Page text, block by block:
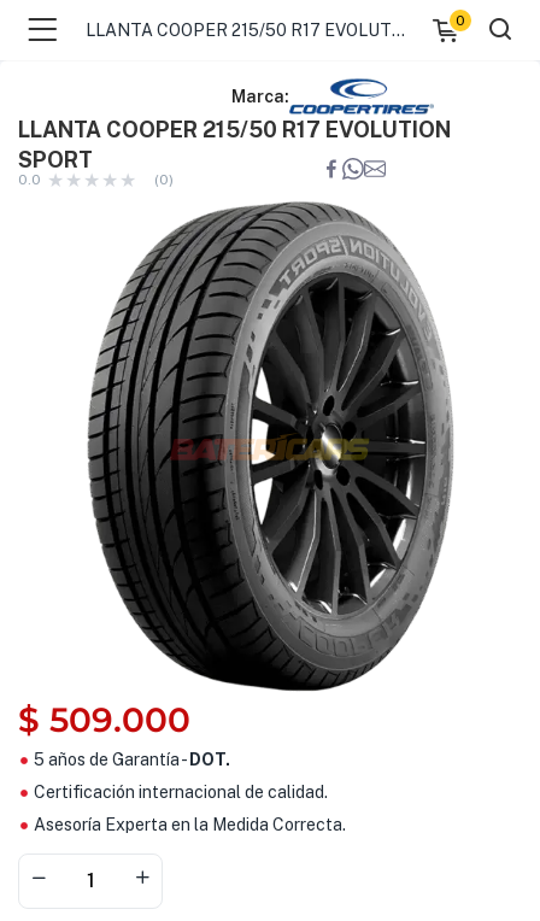
LLANTA COOPER 215/50 R17 EVOLUTION SPORT
0
Marca:
LLANTA COOPER 215/50 R17 EVOLUTION
SPORT
0.0 (0)
$ 509.000
5 años de Garantía - DOT.
Certificación internacional de calidad.
Asesoría Experta en la Medida Correcta.